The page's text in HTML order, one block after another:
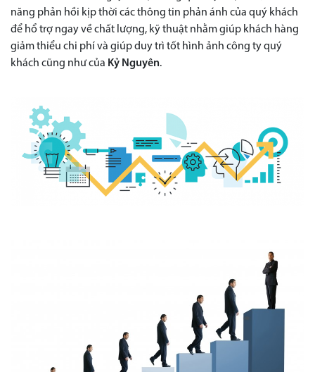
năng phản hồi kịp thời các thông tin phản ánh của quý khách
để hổ trợ ngay về chất lượng, kỹ thuật nhằm giúp khách hàng
giảm thiểu chi phí và giúp duy trì tốt hình ảnh công ty quý
khách cũng như của Kỷ Nguyên.